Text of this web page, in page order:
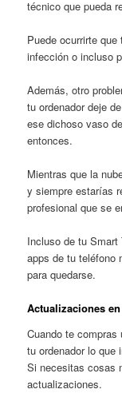
técnico que pueda
Puede ocurrirte
infección o incluso
Además, otro
tu ordenador deje
ese dichoso vaso
entonces.
Mientras que la
y siempre estarías
profesional que se
Incluso de tu
apps de tu teléfono
para quedarse.
Actualizaciones
Cuando te
tu ordenador lo que
Si necesitas cosas
actualizaciones.